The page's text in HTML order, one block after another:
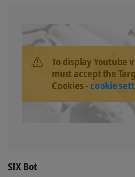
To display Youtube
must accept the
Cookies -cookie
SIX Bot